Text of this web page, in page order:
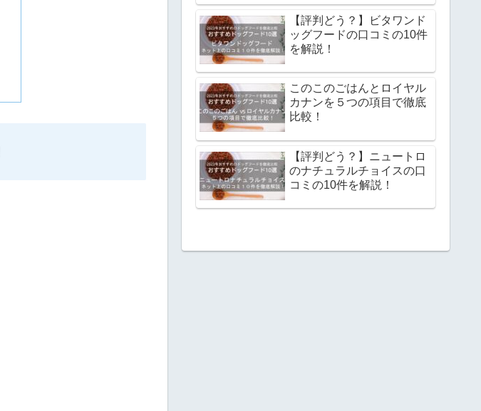
【評判どう？】ビタワンド
ッグフードの口コミの10件
を解説！
このこのごはんとロイヤル
カナンを５つの項目で徹底
比較！
【評判どう？】ニュートロ
のナチュラルチョイスの口
コミの10件を解説！